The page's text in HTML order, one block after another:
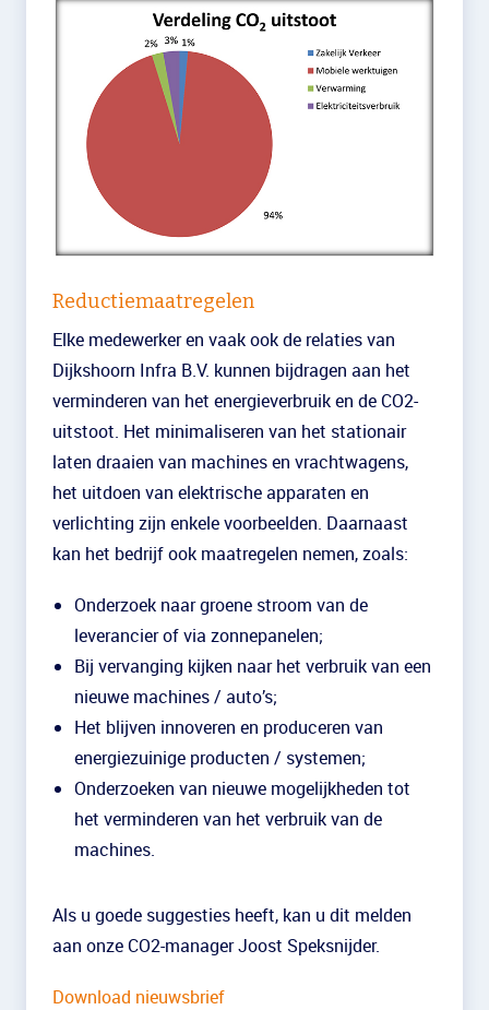
Reductiemaatregelen
Elke medewerker en vaak ook de relaties van
Dijkshoorn Infra B.V. kunnen bijdragen aan het
verminderen van het energieverbruik en de CO2-
uitstoot. Het minimaliseren van het stationair
laten draaien van machines en vrachtwagens,
het uitdoen van elektrische apparaten en
verlichting zijn enkele voorbeelden. Daarnaast
kan het bedrijf ook maatregelen nemen, zoals:
Onderzoek naar groene stroom van de
leverancier of via zonnepanelen;
Bij vervanging kijken naar het verbruik van een
nieuwe machines / auto’s;
Het blijven innoveren en produceren van
energiezuinige producten / systemen;
Onderzoeken van nieuwe mogelijkheden tot
het verminderen van het verbruik van de
machines.
Als u goede suggesties heeft, kan u dit melden
aan onze CO2-manager Joost Speksnijder.
Download nieuwsbrief